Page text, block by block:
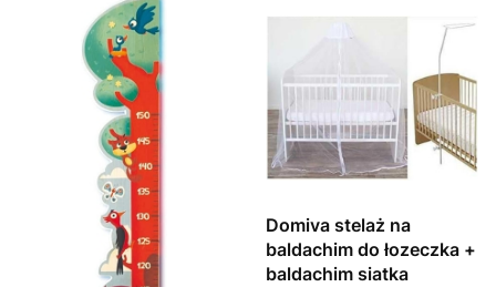
Domiva stelaż na
baldachim do łozeczka +
baldachim siatka